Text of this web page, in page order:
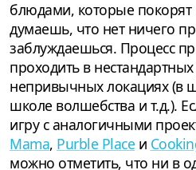
блюдами, которые покорят
думаешь, что нет ничего
заблуждаешься. Процесс
проходить в
непривычных локациях (в
школе волшебства и т.д.).
игру с аналогичными
Mama, Purble Place и
можно отметить, что ни в